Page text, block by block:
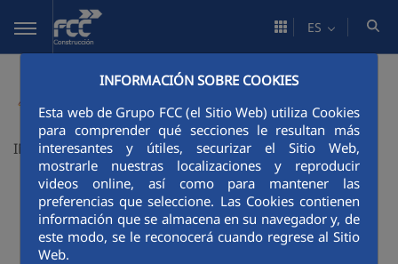
Saltar al contenido principal
INFORMACIÓN SOBRE COOKIES
Esta web de Grupo FCC (el Sitio Web) utiliza Cookies
para comprender qué secciones le resultan más
interesantes y útiles, securizar el Sitio Web,
mostrarle nuestras localizaciones y reproducir
videos online, así como para mantener las
preferencias que seleccione. Las Cookies contienen
información que se almacena en su navegador y, de
este modo, se le reconocerá cuando regrese al Sitio
Web.
ES
INNOVATIVE INTELLIGENT RAIL